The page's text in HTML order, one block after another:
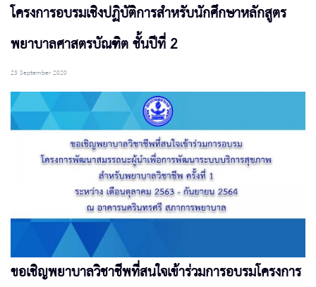
โครงการอบรมเชิงปฏิบัติการสำหรับนักศึกษาหลักสูตร
พยาบาลศาสตรบัณฑิต ชั้นปีที่ 2
23 September 2020
ขอเชิญพยาบาลวิชาชีพที่สนใจเข้าร่วมการอบรมโครงการ